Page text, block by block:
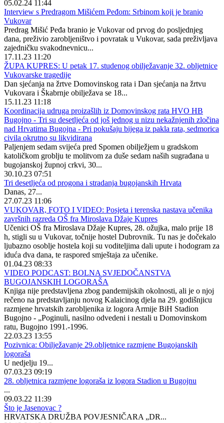
05.02.24 11:44
Interview s Predragom Mišićem Peđom: Srbinom koji je branio
Vukovar
Predrag Mišić Peđa branio je Vukovar od prvog do posljednjeg
dana, preživio zarobljeništvo i povratak u Vukovar, sada preživljava
zajedničku svakodnevnicu...
17.11.23 11:20
ŽUPA KUPRES: U petak 17. studenog obilježavanje 32. obljetnice
Vukovarske tragedije
Dan sjećanja na žrtve Domovinskog rata i Dan sjećanja na žrtvu
Vukovara i Škabrnje obilježava se 18...
15.11.23 11:18
Koordinacija udruga proizašlih iz Domovinskog rata HVO HB
Bugojno - Tri su desetljeća od još jednog u nizu nekažnjenih zločina
nad Hrvatima Bugojna - Pri pokušaju bijega iz pakla rata, sedmorica
civila okrutno su likvidirana
Paljenjem sedam svijeća pred Spomen obilježjem u gradskom
katoličkom groblju te molitvom za duše sedam naših sugrađana u
bugojanskoj župnoj crkvi, 30...
30.10.23 07:51
Tri desetljeća od progona i stradanja bugojanskih Hrvata
Danas, 27...
27.07.23 11:06
VUKOVAR, FOTO I VIDEO: Posjeta i terenska nastava učenika
završnih razreda OŠ fra Miroslava Džaje Kupres
Učenici OŠ fra Miroslava Džaje Kupres, 28. ožujka, malo prije 18
h, stigli su u Vukovar, točnije hostel Dubrovnik. Tu nas je dočekalo
ljubazno osoblje hostela koji su voditeljima dali upute i hodogram za
iduća dva dana, te raspored smještaja za učenike.
01.04.23 08:33
VIDEO PODCAST: BOLNA SVJEDOČANSTVA
BUGOJANSKIH LOGORAŠA
Knjiga nije predstavljena zbog pandemijskih okolnosti, ali je o njoj
rečeno na predstavljanju novog Kalaicinog djela na 29. godišnjicu
razmjene hrvatskih zarobljenika iz logora Armije BiH Stadion
Bugojno - „Poginuli, nasilno odvedeni i nestali u Domovinskom
ratu, Bugojno 1991.-1996.
22.03.23 13:55
Pozivnica: Obilježavanje 29.obljetnice razmjene Bugojanskih
logoraša
U nedjelju 19...
07.03.23 09:19
28. obljetnica razmjene logoraša iz logora Stadion u Bugojnu
...
09.03.22 11:39
Što je Jasenovac ?
HRVATSKA DRUŽBA POVJESNIČARA „DR...